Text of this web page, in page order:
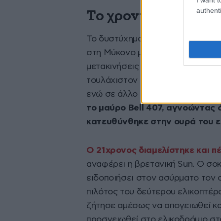
Το χρονικό του
Το δυστύχημα έγινε όταν ο
στη Μύκονο με την οικογένειά
μετακινήσεις του από την
τουλάχιστον ένα από τα
ενώ σε άλλο ελικόπτερο
το μαύρο Bell 407, αγνοώντας
κατευθύνθηκε στην ουρά του
Ο 21χρονος διαμελίστηκε και
αναφέρει η βρετανική Sun. Ο
ειδοποιήσει στον ασύρματο
πιλότος του δεύτερου
ζήτησε αμέσως να απογειωθεί